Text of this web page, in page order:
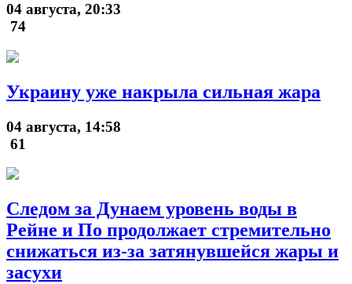
04 августа, 20:33
74
Украину уже накрыла сильная жара
04 августа, 14:58
61
Следом за Дунаем уровень воды в
Рейне и По продолжает стремительно
снижаться из-за затянувшейся жары и
засухи